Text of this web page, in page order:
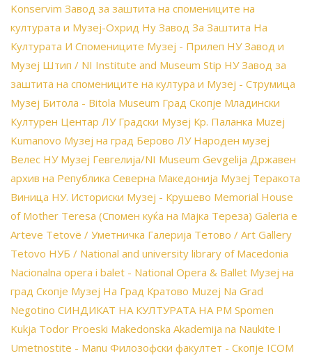
Konservim Завод за заштита на спомениците на
културата и Музеј-Охрид Ну Завод За Заштита На
Културата И Спомениците Музеј - Прилеп НУ Завод и
Музеј Штип / NI Institute and Museum Stip НУ Завод за
заштита на спомениците на култура и Музеј - Струмица
Музеј Битола - Bitola Museum Град Скопје Младински
Културен Центар ЛУ Градски Музеј Кр. Паланка Muzej
Kumanovo Музеј на град Берово ЛУ Народен музеј
Велес НУ Музеј Гевгелија/NI Museum Gevgelija Државен
архив на Република Северна Македонија Музеј Теракота
Виница НУ. Историски Музеј - Крушево Memorial House
of Mother Teresa (Спомен куќа на Мајка Тереза) Galeria e
Arteve Tetovë / Уметничка Галерија Тетово / Art Gallery
Tetovo НУБ / National and university library of Macedonia
Nacionalna opera i balet - National Opera & Ballet Музеј на
град Скопје Музеј На Град Кратово Muzej Na Grad
Negotino СИНДИКАТ НА КУЛТУРАТА НА РМ Spomen
Kukja Todor Proeski Makedonska Akademija na Naukite I
Umetnostite - Manu Филозофски факултет - Скопје ICOM